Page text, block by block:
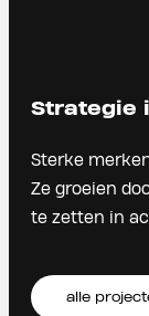
Strategie
Sterke
Ze groeien
te zetten in
alle